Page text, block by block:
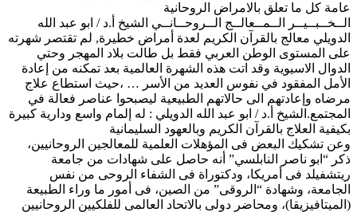
عامة كل ما تعلق بالامراض الروحانية
الــخــبــيــر الــمــعالــج الــروحــانــي الشيخ أ.د / ابو عبد الله
الدويلي معالج بالقرآن الكريم لعدة أمراض خطيرة, لم تقتصر شهرته
على المستوى الوطن العربي فقط بل طالت بلاد المهجر وحتي
الدوال الاسيوية وقد اتت هذه الشهرة العالمية بعد تمكنه من إعادة
الأمل المفقود في نفوس العديد من الأسر … ،حيث استطاع علاج
مرضاه وإعادتهم الى حالاتهم الطبيعية ليصبحوا عناصر فعالة في
المجتمع.الشيخ أ.د / ابو عبد الله الدويلي : له إلمام واسع ودارية كبيرة
بكيفية العلاج بالقرآن الكريم وبالعهود السليمانية
وعن تشكيك البعض فى المؤهلات العلمية للمعالجين الروحانيين،
ذكر “ابو ناصر النابلسي” أنه حاصل على شهادات من جامعة
ريتشفيلد فى أمريكا، ودكتوراة فى الشفاء الروحى من نفس
الجامعة، وشهادة “الروقى” من الصين، فى أمور ما وراء الطبيعة
(الميتافيزيقا)، ومحاضر دولى بالاتحاد العالمى للفلكيين الروحانيين